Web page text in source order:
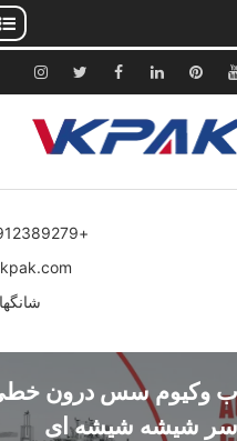
یوتیوبپینترستلینکدینفیس
بوک
توییتر
+86-18912389279
وکیوم سس درون
سر شیشه شیشه ای